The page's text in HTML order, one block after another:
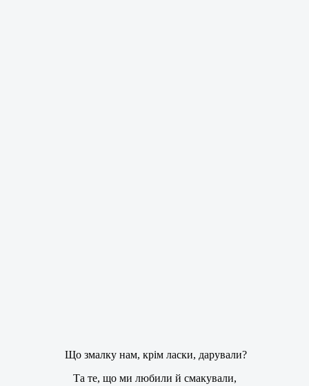
Що змалку нам, крім ласки, дарували?
Та те, що ми любили й смакували,